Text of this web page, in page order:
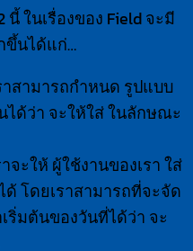
ในเรื่องของ Field จะมี
ขึ้นได้แก่…
าสามารถกำหนด รูปแบบ
ได้ว่า จะให้ใส่ ในลักษณะ
จะให้ ผู้ใช้งานของเรา ใส่
โดยเราสามารถที่จะจัด
ริ่มต้นของวันที่ได้ว่า จะ